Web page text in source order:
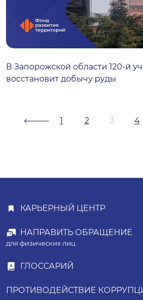
В Запорожской области 120-й
восстановит добычу руды
1 2 3 4
КАРЬЕРНЫЙ ЦЕНТР
НАПРАВИТЬ ОБРАЩЕНИЕ
для физических лиц
ГЛОССАРИЙ
ПРОТИВОДЕЙСТВИЕ